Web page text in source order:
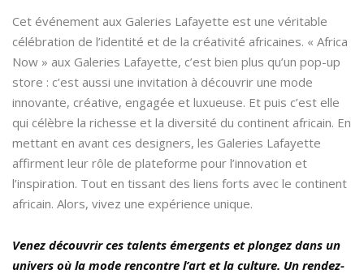
Cet événement aux Galeries Lafayette est une véritable
célébration de l’identité et de la créativité africaines. « Africa
Now » aux Galeries Lafayette, c’est bien plus qu’un pop-up
store : c’est aussi une invitation à découvrir une mode
innovante, créative, engagée et luxueuse. Et puis c’est elle
qui célèbre la richesse et la diversité du continent africain. En
mettant en avant ces designers, les Galeries Lafayette
affirment leur rôle de plateforme pour l’innovation et
l’inspiration. Tout en tissant des liens forts avec le continent
africain. Alors, vivez une expérience unique.
Venez découvrir ces talents émergents et plongez dans un
univers où la mode rencontre l’art et la culture. Un rendez-